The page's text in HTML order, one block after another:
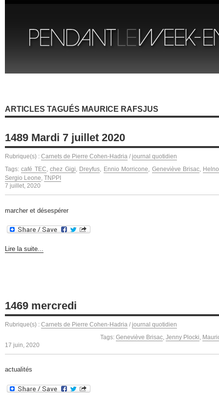
ARTICLES TAGUÉS MAURICE RAFSJUS
1489 Mardi 7 juillet 2020
Rubrique(s) : Carnets de Pierre Cohen-Hadria / journal quotidien
Tags:café TEC,chez Gigi, Dreyfus, Ennio Morricone, Geneviève Brisac, Helno
Sergio Leone, TNPPI
7 juillet, 2020
marcher et désespérer
Lire la suite...
1469 mercredi
Rubrique(s) : Carnets de Pierre Cohen-Hadria / journal quotidien
Tags: Geneviève Brisac Jenny Plocki
17 juin, 2020
actualités